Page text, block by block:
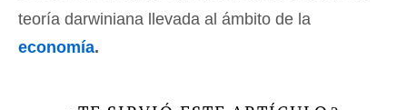
teoría darwiniana llevada al ámbito de la
economía.